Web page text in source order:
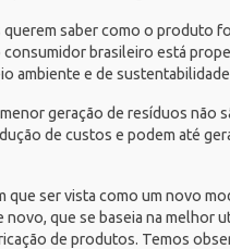
saber como o produto
brasileiro está
ambiente e de sustentabilidade
geração de resíduos não
de custos e podem até
que ser vista como um novo
novo, que se baseia na
de produtos. Temos